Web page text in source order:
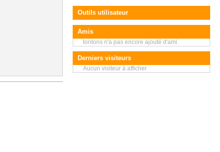
Outils utilisateur
Amis
tontons n'a pas encore ajouté d'ami.
Derniers visiteurs
Aucun visiteur à afficher